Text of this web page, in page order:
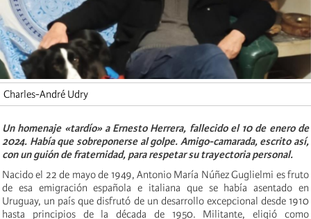
Charles-André Udry
Un homenaje «tardío» a Ernesto Herrera, fallecido el 10 de enero de
2024. Había que sobreponerse al golpe. Amigo-camarada, escrito así,
con un guión de fraternidad, para respetar su trayectoria personal.
Nacido el 22 de mayo de 1949, Antonio María Núñez Guglielmi es fruto
de esa emigración española e italiana que se había asentado en
Uruguay, un país que disfrutó de un desarrollo excepcional desde 1910
hasta principios de la década de 1950. Militante, eligió como